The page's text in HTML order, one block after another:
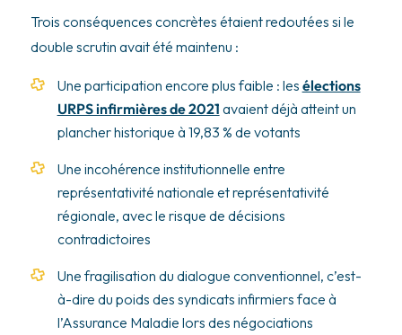
Trois conséquences concrètes étaient redoutées si le
double scrutin avait été maintenu :
Une participation encore plus faible : les élections
URPS infirmières de 2021 avaient déjà atteint un
plancher historique à 19,83 % de votants
Une incohérence institutionnelle entre
représentativité nationale et représentativité
régionale, avec le risque de décisions
contradictoires
Une fragilisation du dialogue conventionnel, c’est-
à-dire du poids des syndicats infirmiers face à
l’Assurance Maladie lors des négociations